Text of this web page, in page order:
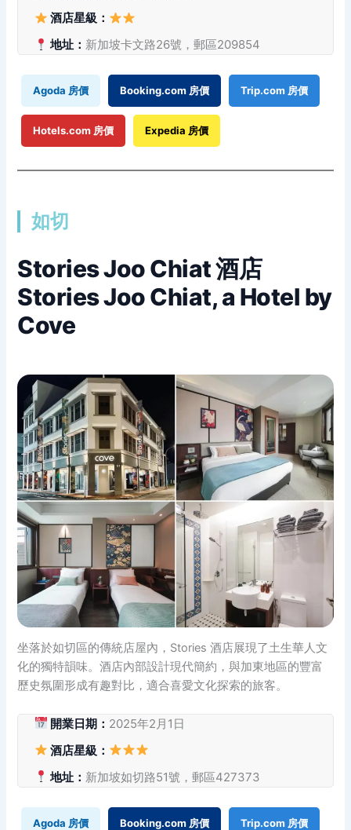
酒店星級：
地址： 新加坡卡文路26號，郵區209854
Agoda 房價 Booking.com 房價 Trip.com 房價
Hotels.com 房價 Expedia 房價
如切
Stories Joo Chiat 酒店
Stories Joo Chiat, a Hotel by
Cove
坐落於如切區的傳統店屋內，Stories 酒店展現了土生華人文
化的獨特韻味。酒店內部設計現代簡約，與加東地區的豐富
歷史氛圍形成有趣對比，適合喜愛文化探索的旅客。
開業日期： 2025年2月1日
酒店星級：
地址： 新加坡如切路51號，郵區427373
Agoda 房價 Booking.com 房價 Trip.com 房價